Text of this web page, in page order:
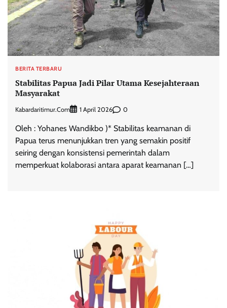
BERITA TERBARU
Stabilitas Papua Jadi Pilar Utama Kesejahteraan
Masyarakat
Kabardaritimur.com 1 April 2026 0
Oleh : Yohanes Wandikbo )* Stabilitas keamanan di
Papua terus menunjukkan tren yang semakin positif
seiring dengan konsistensi pemerintah dalam
memperkuat kolaborasi antara aparat keamanan […]